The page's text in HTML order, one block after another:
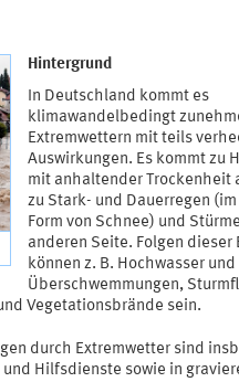
Hintergrund
In Deutschland kommt es
klimawandelbedingt
Extremwettern mit teils
Auswirkungen. Es kommt zu
mit anhaltender Trockenheit
zu Stark- und Dauerregen
Form von Schnee) und
anderen Seite. Folgen dieser
können z. B. Hochwasser und
Überschwemmungen,
Vegetationsbrände sein.
durch Extremwetter sind
Hilfsdienste sowie in